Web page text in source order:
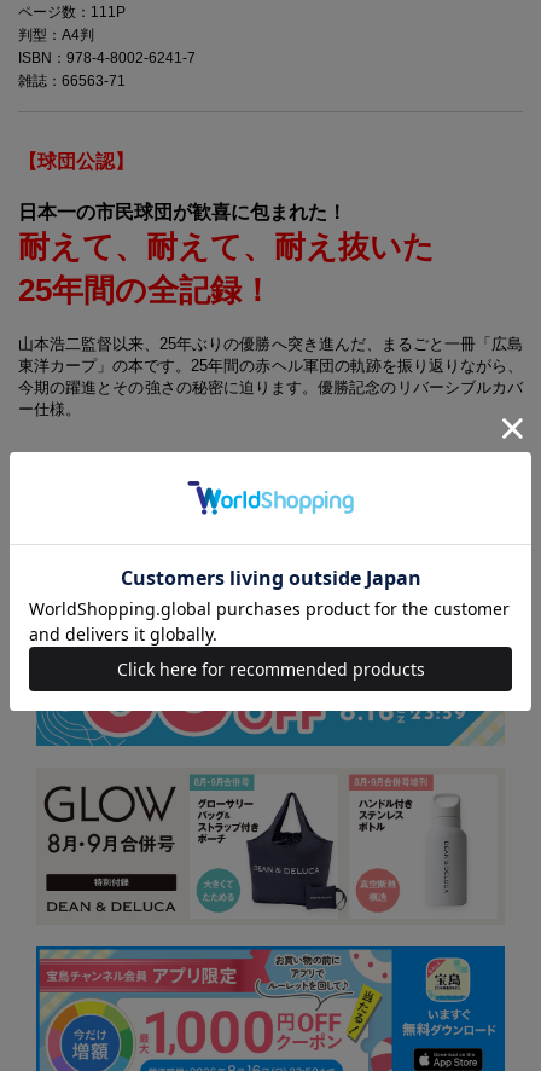
ページ数：111P
判型：A4判
ISBN：978-4-8002-6241-7
雑誌：66563-71
【球団公認】
日本一の市民球団が歓喜に包まれた！
耐えて、耐えて、耐え抜いた
25年間の全記録！
山本浩二監督以来、25年ぶりの優勝へ突き進んだ、まるごと一冊「広島
東洋カープ」の本です。25年間の赤ヘル軍団の軌跡を振り返りながら、
今期の躍進とその強さの秘密に迫ります。優勝記念のリバーシブルカバ
ー仕様。